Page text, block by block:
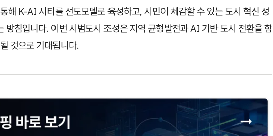
해 K-AI 시티를 선도모델로 육성하고, 시민이 체감할 수 있는 도시 혁신 성
방침입니다. 이번 시범도시 조성은 지역 균형발전과 AI 기반 도시 전환을 함
것으로 기대됩니다.